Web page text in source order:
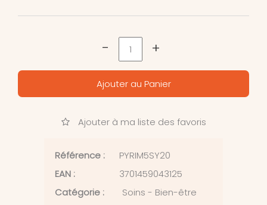
- +
Ajouter au Panier
Ajouter à ma liste des favoris
Référence :
PYRIM5SY20
EAN :
3701459043125
Catégorie :
Soins - Bien-être